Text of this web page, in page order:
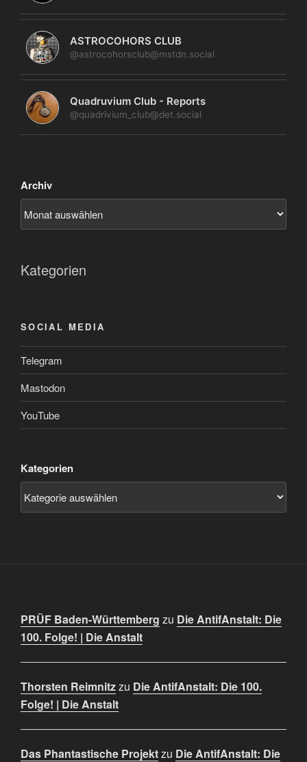
ASTROCOHORS CLUB
@astrocohorsclub@mstdn.social
Quadruvium Club - Reports
@quadrivium_club@det.social
Archiv
Kategorien
SOCIAL MEDIA
Telegram
Mastodon
YouTube
Kategorien
PRÜF Baden-Württemberg zu Die AntifAnstalt: Die
100. Folge! | Die Anstalt
Thorsten Reimnitzzu Die AntifAnstalt: Die 100.
Folge! | Die Anstalt
Das Phantastische Projektzu Die AntifAnstalt: Die